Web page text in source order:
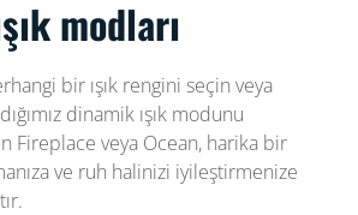
modları
bir ışık rengini seçin veya
dinamik ışık modunu
Fireplace veya Ocean, harika bir
ve ruh halinizi iyileştirmenize